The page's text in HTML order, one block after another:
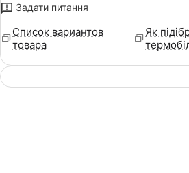
Задати питання
Список вариантов
товара
Як